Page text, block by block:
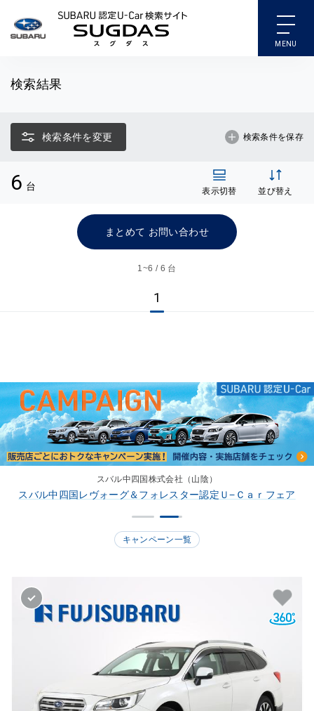
SUBARU 認定U-Car検索
検索結果
検索条件を変更 検索条件を保存
6 台 表示切替 並び替え
まとめて お問い合わせ
1~6 / 6 台
1
スバル中四国株式会社（山陰）
スバル中四国レヴォーグ＆フォレスター認定Ｕ−Ｃａｒフェア
キャンペーン一覧